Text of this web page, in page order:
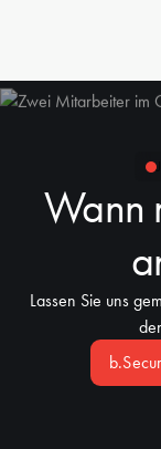
sollte. Oft reduziert
Microsoft Defender
Wann
Lassen Sie uns